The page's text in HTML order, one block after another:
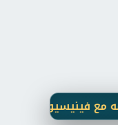
جونيور حتى 2031